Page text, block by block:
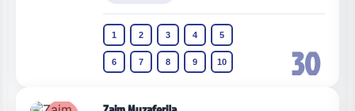
30
1 2 3 4 5
6 7 8 9 10